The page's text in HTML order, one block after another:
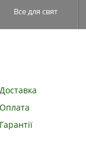
Все для свят
Доставка
Оплата
Гарантії